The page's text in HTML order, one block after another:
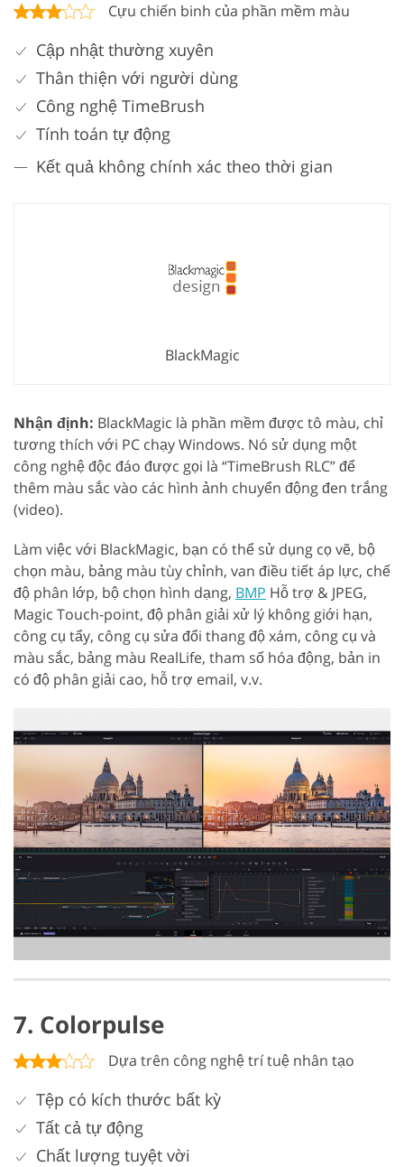
Cựu chiến binh của phần mềm màu
Cập nhật thường xuyên
Thân thiện với người dùng
Công nghệ TimeBrush
Tính toán tự động
Kết quả không chính xác theo thời gian
BlackMagic
Nhận định: BlackMagic là phần mềm được tô màu, chỉ
tương thích với PC chạy Windows. Nó sử dụng một
công nghệ độc đáo được gọi là “TimeBrush RLC” để
thêm màu sắc vào các hình ảnh chuyển động đen trắng
(video).
Làm việc với BlackMagic, bạn có thể sử dụng cọ vẽ, bộ
chọn màu, bảng màu tùy chỉnh, van điều tiết áp lực, chế
độ phân lớp, bộ chọn hình dạng, BMP Hỗ trợ & JPEG,
Magic Touch-point, độ phân giải xử lý không giới hạn,
công cụ tẩy, công cụ sửa đổi thang độ xám, công cụ và
màu sắc, bảng màu RealLife, tham số hóa động, bản in
có độ phân giải cao, hỗ trợ email, v.v.
7. Colorpulse
Dựa trên công nghệ trí tuệ nhân tạo
Tệp có kích thước bất kỳ
Tất cả tự động
Chất lượng tuyệt vời